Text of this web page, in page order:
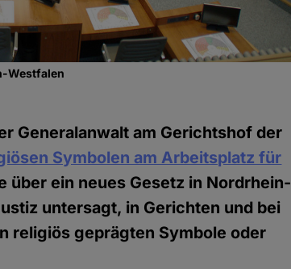
Westfalen
Generalanwalt am Gerichtshof der
Symbolen am Arbeitsplatz für
über ein neues Gesetz in Nordrhein-
untersagt, in Gerichten und bei
religiös geprägten Symbole oder